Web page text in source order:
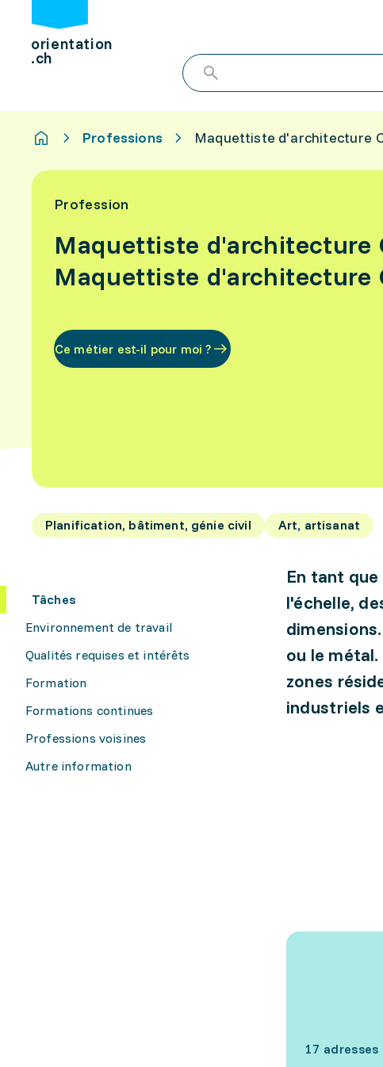
orientation
.ch
Professions Maquettiste d'architecture
Profession
Maquettiste d'architecture
Maquettiste d'architecture
Ce métier est-il pour moi ?
Planification, bâtiment, génie civil Art, artisanat
Tâches
Environnement de travail
Qualités requises et intérêts
Formation
Formations continues
Professions voisines
Autre information
En tant
l'échelle,
ou le
zones
industriels
17